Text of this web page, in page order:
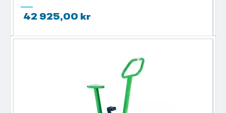
42 925,00 kr